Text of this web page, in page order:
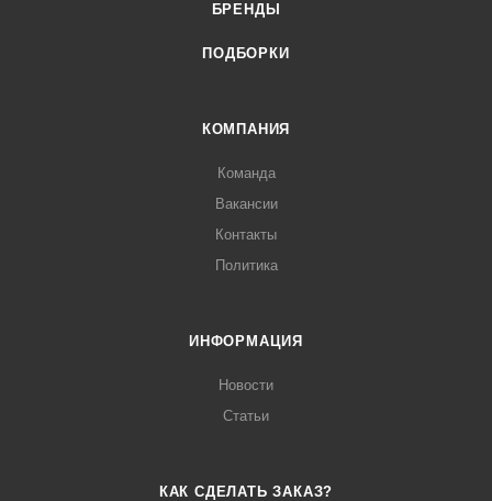
БРЕНДЫ
ПОДБОРКИ
КОМПАНИЯ
Команда
Вакансии
Контакты
Политика
ИНФОРМАЦИЯ
Новости
Статьи
КАК СДЕЛАТЬ ЗАКАЗ?